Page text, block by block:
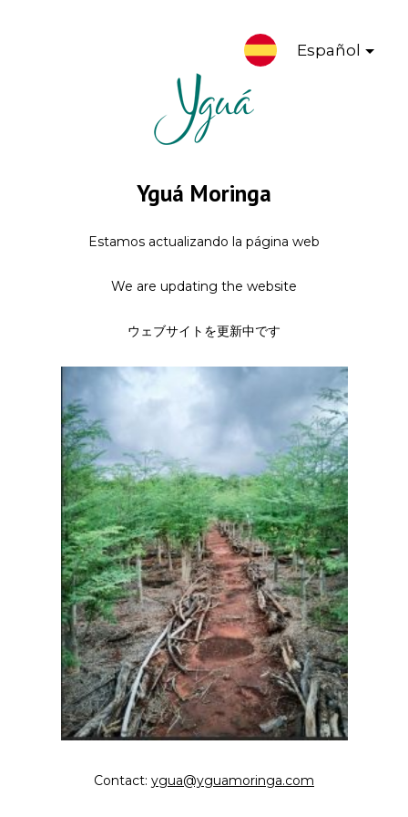
Español
Yguá Moringa
Estamos actualizando la página web
We are updating the website
ウェブサイトを更新中です
Contact: ygua@yguamoringa.com